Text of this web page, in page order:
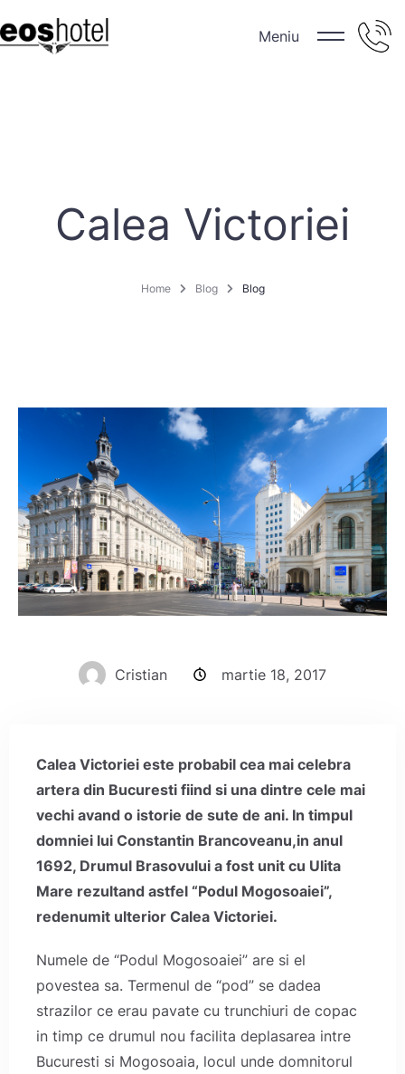
Meniu
Calea Victoriei
Home Blog Blog
Cristian martie 18, 2017
Calea Victoriei este probabil cea mai celebra
artera din Bucuresti fiind si una dintre cele mai
vechi avand o istorie de sute de ani. In timpul
domniei lui Constantin Brancoveanu,in anul
1692, Drumul Brasovului a fost unit cu Ulita
Mare rezultand astfel “Podul Mogosoaiei”,
redenumit ulterior Calea Victoriei.
Numele de “Podul Mogosoaiei” are si el
povestea sa. Termenul de “pod” se dadea
strazilor ce erau pavate cu trunchiuri de copac
in timp ce drumul nou facilita deplasarea intre
Bucuresti si Mogosoaia, locul unde domnitorul